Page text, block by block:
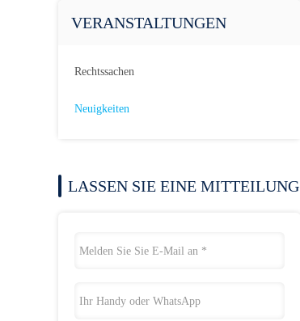
VERANSTALTUNGEN
Rechtssachen
Neuigkeiten
LASSEN SIE EINE MITTEILUNG